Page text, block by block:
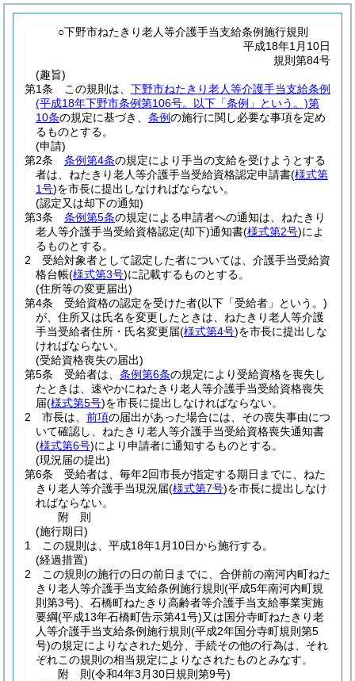
○下野市ねたきり老人等介護手当支給条例施行規則
平成18年1月10日
規則第84号
(趣旨)
第1条
この規則は、 下野市ねたきり老人等介護手当支給条例
(平成18年下野市条例第106号。以下「条例」という。)第
10条の規定に基づき、 条例の施行に関し必要な事項を定め
るものとする。
(申請)
第2条
条例第4条の規定により手当の支給を受けようとする
者は、ねたきり老人等介護手当受給資格認定申請書(様式第
1号)を市長に提出しなければならない。
(認定又は却下の通知)
第3条
条例第5条の規定による申請者への通知は、ねたきり
老人等介護手当受給資格認定(却下)通知書(様式第2号)によ
るものとする。
2
受給対象者として認定した者については、介護手当受給資
格台帳(様式第3号)に記載するものとする。
(住所等の変更届出)
第4条
受給資格の認定を受けた者(以下「受給者」という。)
が、住所又は氏名を変更したときは、ねたきり老人等介護
手当受給者住所・氏名変更届(様式第4号)を市長に提出しな
ければならない。
(受給資格喪失の届出)
第5条
受給者は、 条例第6条の規定により受給資格を喪失し
たときは、速やかにねたきり老人等介護手当受給資格喪失
届(様式第5号)を市長に提出しなければならない。
2
市長は、 前項の届出があった場合には、その喪失事由につ
いて確認し、ねたきり老人等介護手当受給資格喪失通知書
(様式第6号)により申請者に通知するものとする。
(現況届の提出)
第6条
受給者は、毎年2回市長が指定する期日までに、ねた
きり老人等介護手当現況届(様式第7号)を市長に提出しなけ
ればならない。
附 則
(施行期日)
1
この規則は、平成18年1月10日から施行する。
(経過措置)
2
この規則の施行の日の前日までに、合併前の南河内町ねた
きり老人等介護手当支給条例施行規則 (平成5年南河内町規
則第3号) 、石橋町ねたきり高齢者等介護手当支給事業実施
要綱(平成13年石橋町告示第41号)又は国分寺町ねたきり老
人等介護手当支給条例施行規則 (平成2年国分寺町規則第5
号)の規定によりなされた処分、手続その他の行為は、それ
ぞれこの規則の相当規定によりなされたものとみなす。
附 則(令和4年3月30日規則第9号)